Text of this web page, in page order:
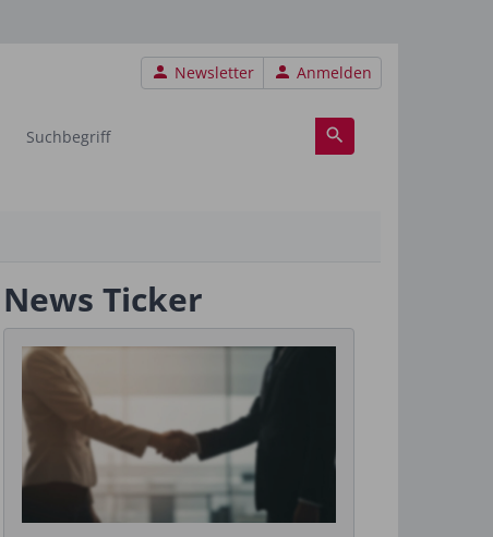
Benutzermenü
Newsletter Anmelden
News Ticker